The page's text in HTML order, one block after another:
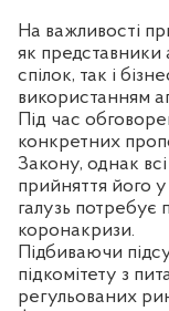
На важливості
як представники
спілок, так і
використанням
Під час
конкретних
Закону, однак
прийняття його
галузь потребує
коронакризи.
Підбиваючи
підкомітету з
регульованих